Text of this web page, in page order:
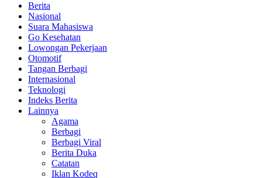
Berita
Nasional
Suara Mahasiswa
Go Kesehatan
Lowongan Pekerjaan
Otomotif
Tangan Berbagi
Internasional
Teknologi
Indeks Berita
Lainnya
Agama
Berbagi
Berbagi Viral
Berita Duka
Catatan
Iklan Kodeq